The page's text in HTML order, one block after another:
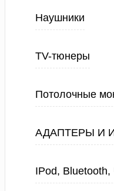
Наушники
TV-тюнеры
Потолочные
АДАПТЕРЫ И
IPod, Bluetooth,